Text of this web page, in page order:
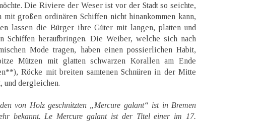
Die Riviere der Weser ist vor der Stadt so seichte,
mit großen ordinären Schiffen nicht hinankommen kann,
lassen die Bürger ihre Güter mit langen, platten und
Schiffen heraufbringen. Die Weiber, welche sich nach
Mode tragen, haben einen possierlichen Habit,
Mützen mit glatten schwarzen Korallen am Ende
Röcke mit breiten samtenen Schnüren in der Mitte
und dergleichen.
von Holz geschnitzten „Mercure galant“ ist in Bremen
bekannt. Le Mercure galant ist der Titel einer im 17.